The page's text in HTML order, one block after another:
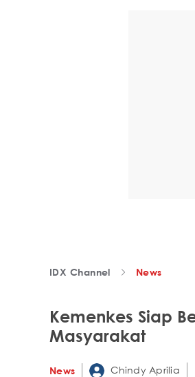
IDX Channel News
Kemenkes Siap
Masyarakat
News Chindy Aprilia